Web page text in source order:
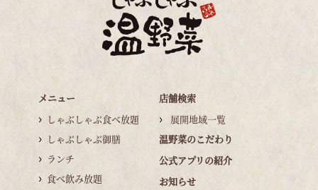
メニュー
しゃぶしゃぶ食べ放題
しゃぶしゃぶ御膳
ランチ
食べ飲み放題
店舗検索
展開地域一覧
温野菜のこだわり
公式アプリの紹介
お知らせ